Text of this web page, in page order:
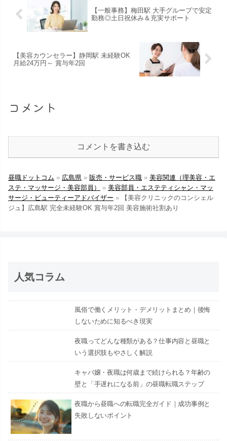
【一般事務】梅田駅 大手グループで安定
勤務◎土日祝休み＆充実サポート
【美容カウンセラー】静岡駅 未経験OK
月給24万円～ 賞与年2回
コメント
コメントを書き込む
昼職ドットコム » 広島県 » 販売・サービス職 » 美容関連（理美容・エ
ステ・マッサージ・美容部員）
» 美容部員・エステティシャン・マッ
サージ・ビューティーアドバイザー »
【美容クリニックのコンシェル
ジュ】広島駅 完全未経験OK 賞与年2回 美容施術社割あり
人気コラム
風俗で働くメリット・デメリットまとめ｜後悔
しないために知るべき現実
夜職ってどんな種類がある？仕事内容と昼職と
いう選択肢もやさしく解説
キャバ嬢・夜職は何歳まで続けられる？年齢の
壁と「手遅れになる前」の昼職転職ステップ
夜職から昼職への転職完全ガイド｜成功事例と
失敗しないポイント